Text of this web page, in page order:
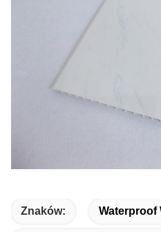
Znaków: Waterproof